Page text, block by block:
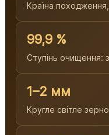
Країна
99,9 %
Ступінь очищення:
1–2 мм
Кругле світле